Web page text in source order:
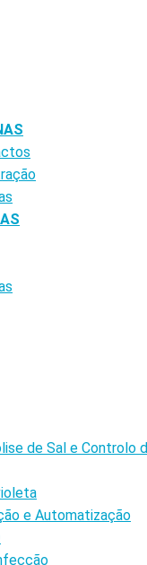
de Sal e Controlo
e Automatização